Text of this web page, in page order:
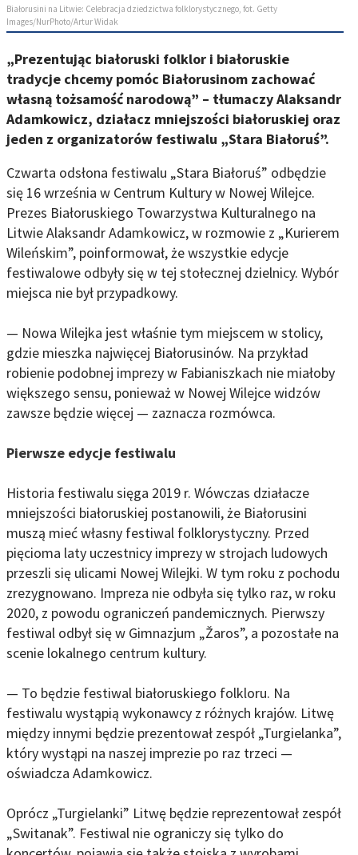
Białorusini na Litwie: Celebracja dziedzictwa folklorystycznego, fot. Getty
Images/NurPhoto/Artur Widak
„Prezentując białoruski folklor i białoruskie
tradycje chcemy pomóc Białorusinom zachować
własną tożsamość narodową” – tłumaczy Alaksandr
Adamkowicz, działacz mniejszości białoruskiej oraz
jeden z organizatorów festiwalu „Stara Białoruś”.
Czwarta odsłona festiwalu „Stara Białoruś” odbędzie
się 16 września w Centrum Kultury w Nowej Wilejce.
Prezes Białoruskiego Towarzystwa Kulturalnego na
Litwie Alaksandr Adamkowicz, w rozmowie z „Kurierem
Wileńskim”, poinformował, że wszystkie edycje
festiwalowe odbyły się w tej stołecznej dzielnicy. Wybór
miejsca nie był przypadkowy.
— Nowa Wilejka jest właśnie tym miejscem w stolicy,
gdzie mieszka najwięcej Białorusinów. Na przykład
robienie podobnej imprezy w Fabianiszkach nie miałoby
większego sensu, ponieważ w Nowej Wilejce widzów
zawsze będzie więcej — zaznacza rozmówca.
Pierwsze edycje festiwalu
Historia festiwalu sięga 2019 r. Wówczas działacze
mniejszości białoruskiej postanowili, że Białorusini
muszą mieć własny festiwal folklorystyczny. Przed
pięcioma laty uczestnicy imprezy w strojach ludowych
przeszli się ulicami Nowej Wilejki. W tym roku z pochodu
zrezygnowano. Impreza nie odbyła się tylko raz, w roku
2020, z powodu ograniczeń pandemicznych. Pierwszy
festiwal odbył się w Gimnazjum „Žaros”, a pozostałe na
scenie lokalnego centrum kultury.
— To będzie festiwal białoruskiego folkloru. Na
festiwalu wystąpią wykonawcy z różnych krajów. Litwę
między innymi będzie prezentował zespół „Turgielanka”,
który wystąpi na naszej imprezie po raz trzeci —
oświadcza Adamkowicz.
Oprócz „Turgielanki” Litwę będzie reprezentował zespół
„Switanak”. Festiwal nie ograniczy się tylko do